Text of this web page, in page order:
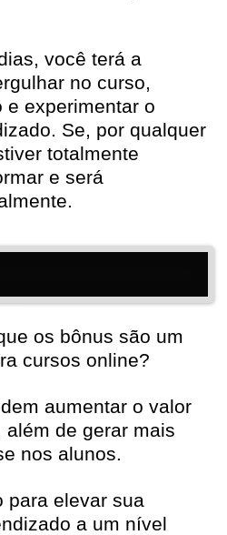
você terá a
no curso,
e experimentar o
Se, por qualquer
totalmente
e será
os bônus são um
cursos online?
aumentar o valor
de gerar mais
nos alunos.
para elevar sua
a um nível